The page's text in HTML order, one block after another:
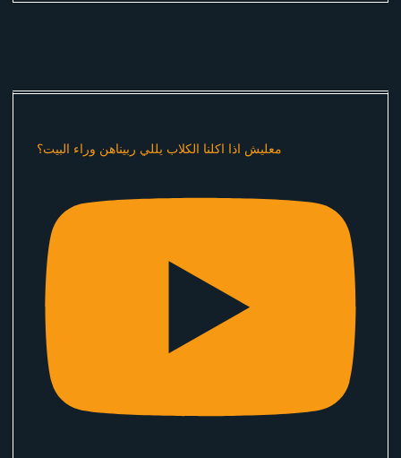
معليش اذا اكلنا الكلاب يللي ربيناهن وراء البيت؟